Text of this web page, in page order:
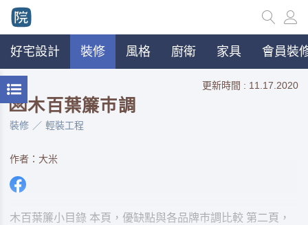
好宅設計 裝修 風格 廚衛 家具 會員裝
更新時間 : 11.17.2020
💌木百葉簾巿調
裝修 輕裝工程
作者：大米
木百葉簾小目錄 本頁，優缺點與各品牌巿調比較 第二頁，